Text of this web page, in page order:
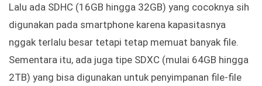
Lalu ada SDHC (16GB hingga 32GB) yang cocoknya sih
digunakan pada smartphone karena kapasitasnya
nggak terlalu besar tetapi tetap memuat banyak file.
Sementara itu, ada juga tipe SDXC (mulai 64GB hingga
2TB) yang bisa digunakan untuk penyimpanan file-file